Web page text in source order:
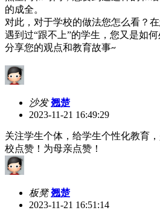
的成全。
对此，对于学校的做法您怎么看？
遇到过“跟不上”的学生，您又是如
分享您的观点和教育故事~
沙发 翘楚
2023-11-21 16:49:29
关注学生个体，给学生个性化教育
校点赞！为母亲点赞！
板凳 翘楚
2023-11-21 16:51:14